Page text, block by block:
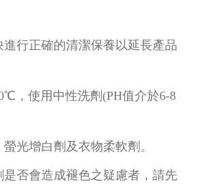
進行正確的清潔保養以延長產品
，使用中性洗劑(PH值介於6-8
光增白劑及衣物柔軟劑。
是否會造成褪色之疑慮者，請先